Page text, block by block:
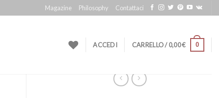
Magazine Philosophy Contattaci
ACCEDI CARRELLO /0,00€ 0